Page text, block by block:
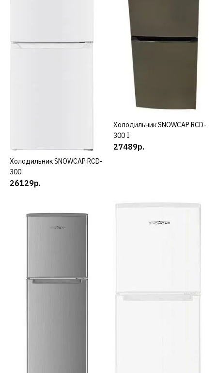
ДОБАВИТЬ В ПОЖЕЛАНИЯ
SNOWCAP
Холодильник SNOWCAP
CLF NF 294 W
29194р.
ДОБАВИТЬ К СРАВНЕНИЮ
ДОБАВИТЬ В ПОЖЕЛАНИЯ
CUP NF 512 W
КУПИТЬ
Холодильник SNOWCAP RCD-
300
26129р.
КУПИТЬ
Холодильник SNOWCAP RCD-
300 I
27489р.